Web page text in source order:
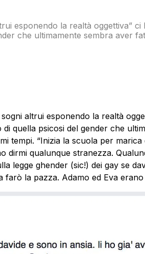
esponendo la realtà oggettiva”
che ultimamente sembra aver
altrui esponendo la realtà
di quella psicosi del gender che
tempi. “Inizia la scuola per marica
dirmi qualunque stranezza.
legge ghender (sic!) dei gay se
farò la pazza. Adamo ed Eva erano